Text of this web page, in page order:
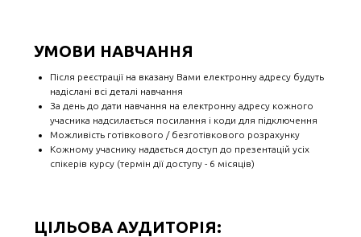
УМОВИ НАВЧАННЯ
Після реєстрації на вказану Вами електронну адресу будуть
надіслані всі деталі навчання
За день до дати навчання на електронну адресу кожного
учасника надсилається посилання і коди для підключення
Можливість готівкового / безготівкового розрахунку
Кожному учаснику надається доступ до презентацій усіх
спікерів курсу (термін дії доступу - 6 місяців)
ЦІЛЬОВА АУДИТОРІЯ: